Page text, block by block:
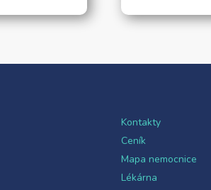
Kontakty
Ceník
Mapa nemocnice
Lékárna